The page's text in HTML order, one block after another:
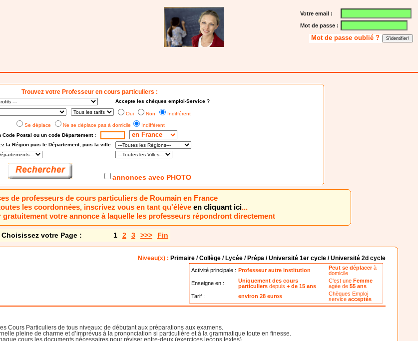
Votre email :
Mot de passe :
Mot de passe oublié ?
Trouvez votre Professeur en cours particuliers :
Accepte les chèques emploi-Service ?
Oui Non Indifférent
Se déplace Ne se déplace pas à domicile
Indifférent
Code Postal ou un code Département :
la Région puis le Département, puis la ville
annonces avec PHOTO
de professeurs de cours particuliers de Roumain en France
les coordonnées, inscrivez vous en tant qu'élève en cliquant ici...
votre annonce à laquelle les professeurs répondront directement
Choisissez votre Page : 1 2 3 >>> Fin
Niveau(x) : Primaire / Collège / Lycée / Prépa / Université 1er cycle / Université 2d cycle
Activité principale : Professeur autre institution Peut se déplacerà
domicile
Enseigne en :
Uniquement des cours
particuliers depuis+ de 15 ans
C'est une Femme
agée de55 ans
Tarif :
environ 28 euros
Chèques Emploi
serviceacceptés
Cours Particuliers de tous niveaux: de débutant aux préparations aux examens.
pleine de charme et d’imprévus à la prononciation si particulière et à la grammatique toute en finesse.
cours les documents nécessaires pour réviser entre-deux (exercices leçons textes).